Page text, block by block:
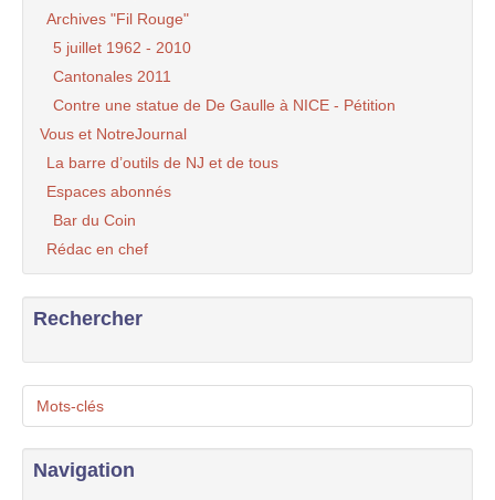
Archives "Fil Rouge"
5 juillet 1962 - 2010
Cantonales 2011
Contre une statue de De Gaulle à NICE - Pétition
Vous et NotreJournal
La barre d’outils de NJ et de tous
Espaces abonnés
Bar du Coin
Rédac en chef
Rechercher
Mots-clés
Navigation